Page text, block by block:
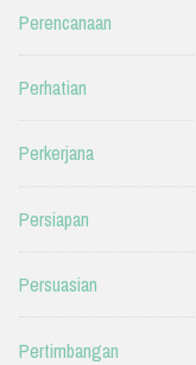
Perencanaan
Perhatian
Perkerjana
Persiapan
Persuasian
Pertimbangan